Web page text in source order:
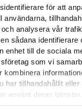
för att
användarna,
analysera vår
sådana identifierare
enhet till de sociala
som vi
kombinera
har tillhandahållit eller
använt deras tjänster.
aktuellt på andra språk
till sysselsättningsområden